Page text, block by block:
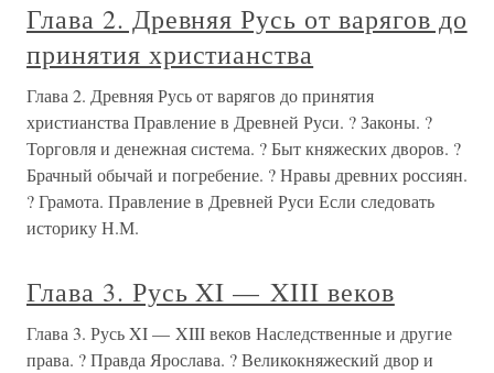
Глава 2. Древняя Русь от варягов до
принятия христианства
Глава 2. Древняя Русь от варягов до принятия
христианства Правление в Древней Руси. ? Законы. ?
Торговля и денежная система. ? Быт княжеских дворов. ?
Брачный обычай и погребение. ? Нравы древних россиян.
? Грамота. Правление в Древней Руси Если следовать
историку Н.М.
Глава 3. Русь XI — XIII веков
Глава 3. Русь XI — XIII веков Наследственные и другие
права. ? Правда Ярослава. ? Великокняжеский двор и